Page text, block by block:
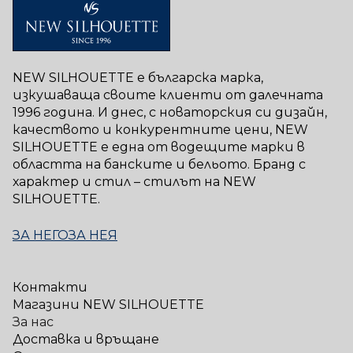
NEW SILHOUETTE е българска марка,
изкушаваща своите клиенти от далечната
1996 година. И днес, с новаторския си дизайн,
качеството и конкурентните цени, NEW
SILHOUETTE е една от водещите марки в
областта на банските и бельото. Бранд с
характер и стил – стилът на NEW
SILHOUETTE.
ЗА НЕГОЗА НЕЯ
Контакти
Магазини NEW SILHOUETTE
За нас
Доставка и връщане